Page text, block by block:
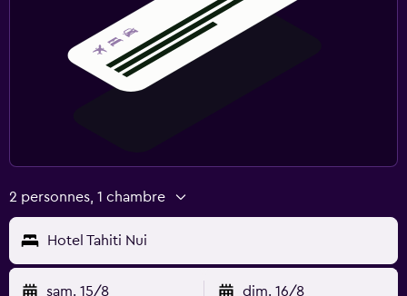
2 personnes, 1 chambre
Hotel Tahiti Nui
sam. 15/8 dim. 16/8